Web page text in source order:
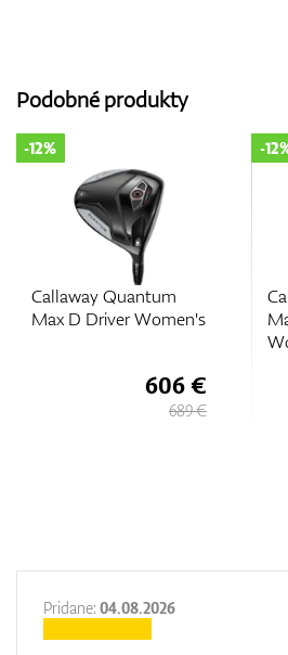
Podobné produkty
Callaway Quantum
Max D Driver Women's
-12%
606 €
689 €
-
Pridane: 04.08.2026